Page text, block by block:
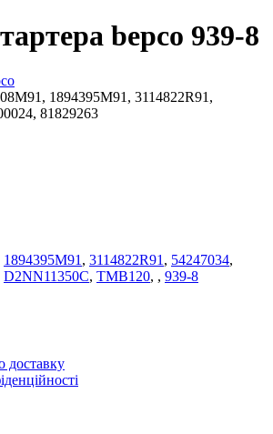
bepco 939-8
1894395M91, 3114822R91,
81829263
1894395M91 , 3114822R91 , 54247034,
D2NN11350C, TMB120, , 939-8
доставку